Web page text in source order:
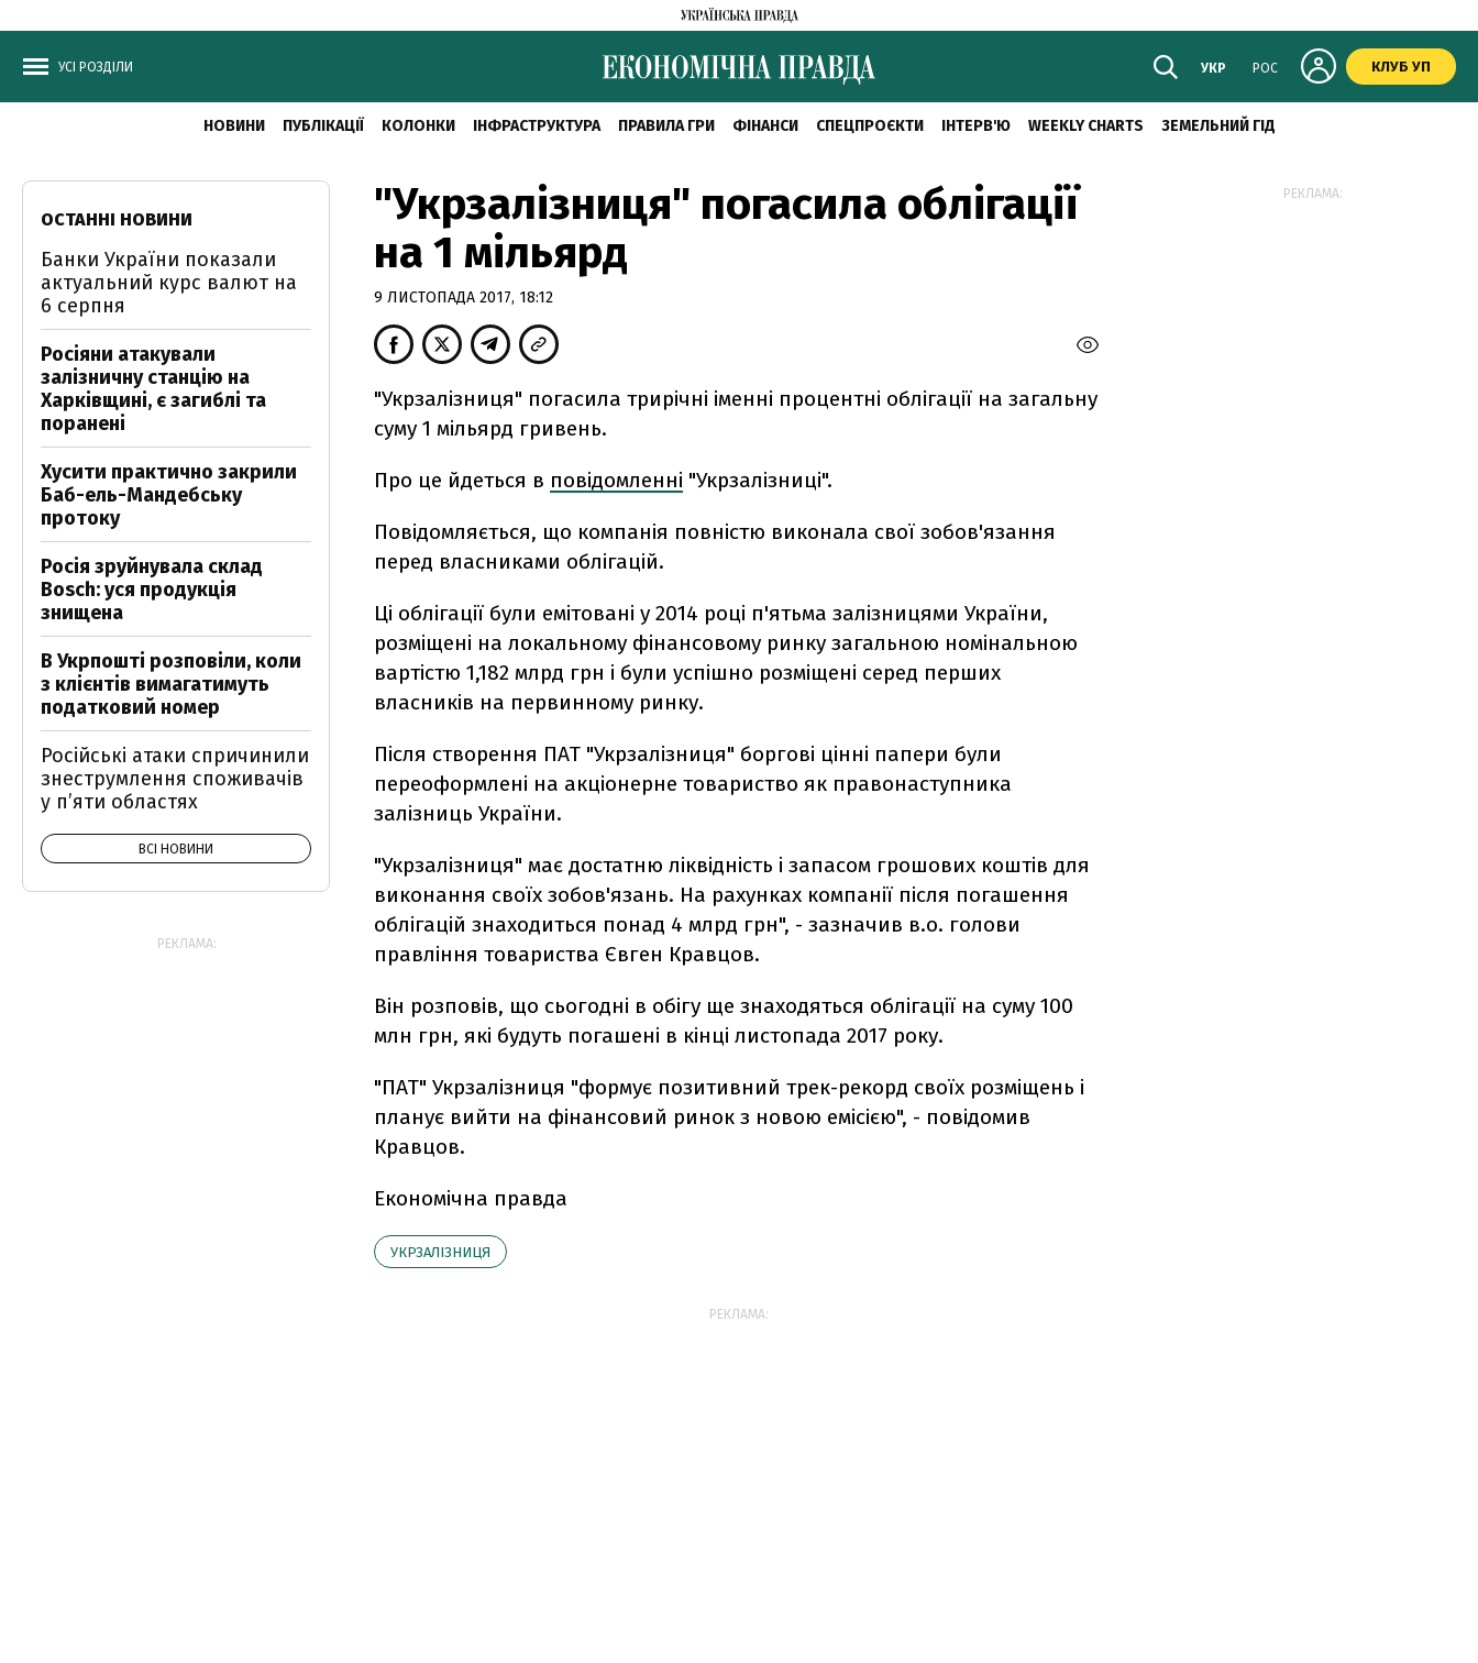
УСІ РОЗДІЛИ УКР РОС КЛУБ УП
НОВИНИ ПУБЛІКАЦІЇ КОЛОНКИ ІНФРАСТРУКТУРА ПРАВИЛА ГРИ ФІНАНСИ СПЕЦПРОЄКТИ ІНТЕРВ'Ю WEEKLY CHARTS ЗЕМЕЛЬНИЙ ГІД
"Укрзалізниця" погасила облігації
на 1 мільярд
9 ЛИСТОПАДА 2017, 18:12
"Укрзалізниця" погасила трирічні іменні процентні облігації на загальну
суму 1 мільярд гривень.
Про це йдеться в повідомленні "Укрзалізниці".
Повідомляється, що компанія повністю виконала свої зобов'язання
перед власниками облігацій.
Ці облігації були емітовані у 2014 році п'ятьма залізницями України,
розміщені на локальному фінансовому ринку загальною номінальною
вартістю 1,182 млрд грн і були успішно розміщені серед перших
власників на первинному ринку.
Після створення ПАТ "Укрзалізниця" боргові цінні папери були
переоформлені на акціонерне товариство як правонаступника
залізниць України.
"Укрзалізниця" має достатню ліквідність і запасом грошових коштів для
виконання своїх зобов'язань. На рахунках компанії після погашення
облігацій знаходиться понад 4 млрд грн", - зазначив в.о. голови
правління товариства Євген Кравцов.
Він розповів, що сьогодні в обігу ще знаходяться облігації на суму 100
млн грн, які будуть погашені в кінці листопада 2017 року.
"ПАТ" Укрзалізниця "формує позитивний трек-рекорд своїх розміщень і
планує вийти на фінансовий ринок з новою емісією", - повідомив
Кравцов.
Економічна правда
УКРЗАЛІЗНИЦЯ
РЕКЛАМА:
ОСТАННІ НОВИНИ
Банки України показали
актуальний курс валют на
6 серпня
Росіяни атакували
залізничну станцію на
Харківщині, є загиблі та
поранені
Хусити практично закрили
Баб-ель-Мандебську
протоку
Росія зруйнувала склад
Bosch: уся продукція
знищена
В Укрпошті розповіли, коли
з клієнтів вимагатимуть
податковий номер
Російські атаки спричинили
знеструмлення споживачів
у п’яти областях
ВСІ НОВИНИ
РЕКЛАМА:
РЕКЛАМА: